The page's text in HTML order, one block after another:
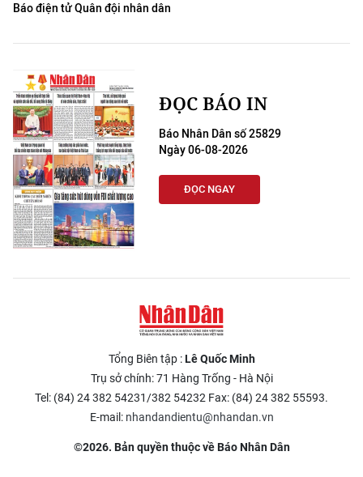
Báo điện tử Quân đội nhân dân
ĐỌC BÁO IN
Báo Nhân Dân số 25829
Ngày 06-08-2026
ĐỌC NGAY
Tổng Biên tập :Lê Quốc Minh
Trụ sở chính: 71 Hàng Trống - Hà Nội
Tel: (84) 24 382 54231/382 54232 Fax: (84) 24 382 55593.
E-mail: nhandandientu@nhandan.vn
©2026. Bản quyền thuộc về Báo Nhân Dân